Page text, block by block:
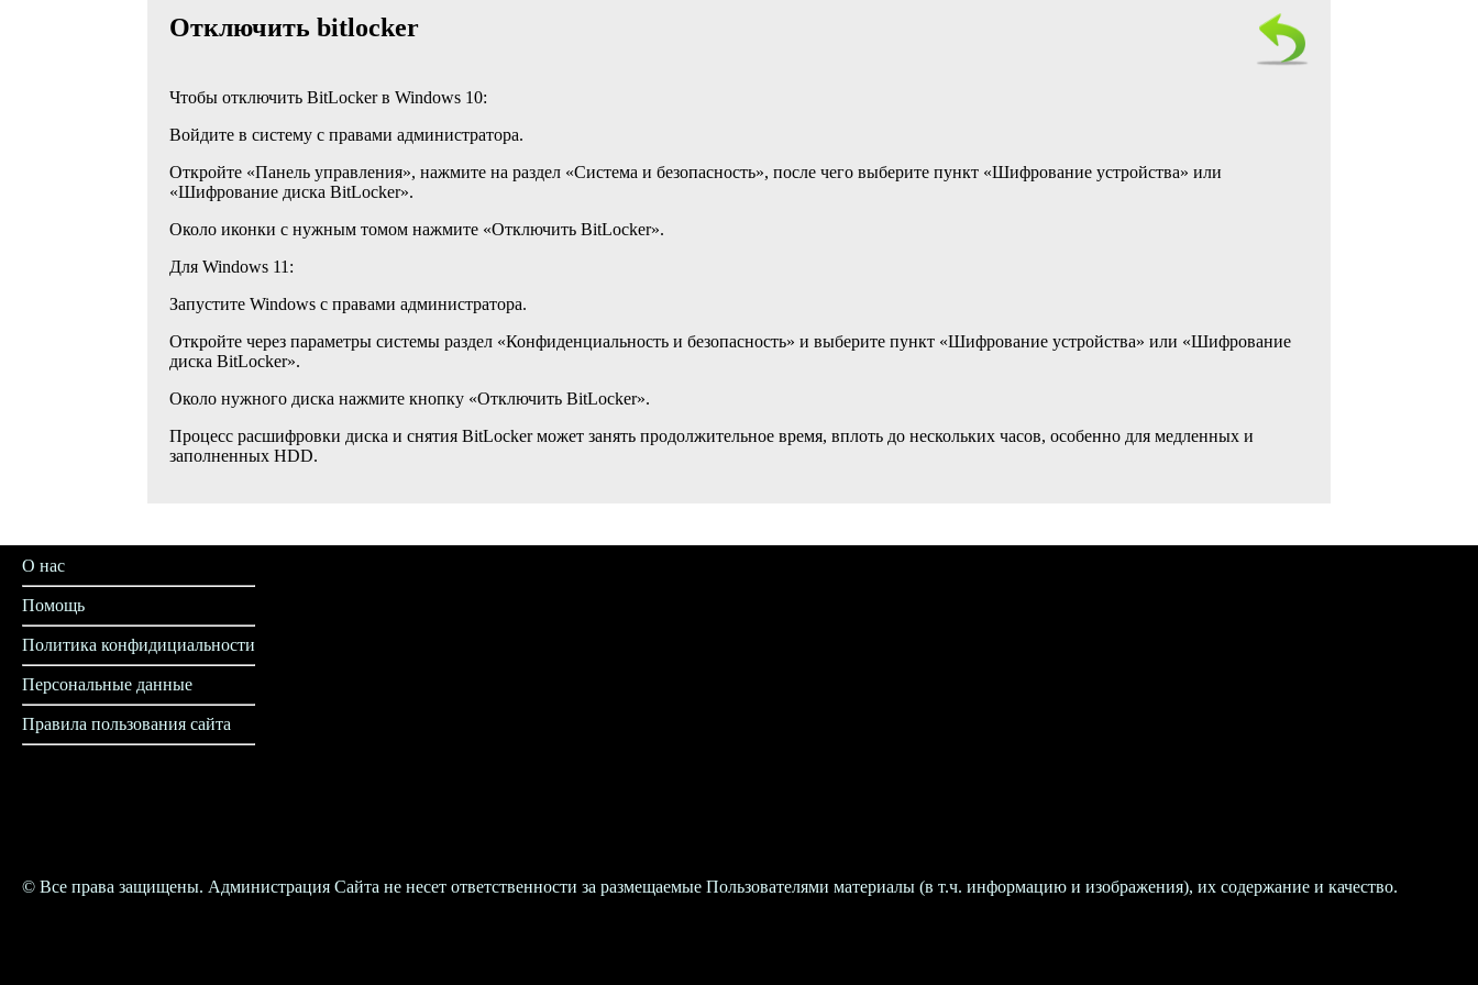
Отключить bitlocker
Чтобы отключить BitLocker в Windows 10:
Войдите в систему с правами администратора.
Откройте «Панель управления», нажмите на раздел «Система и безопасность», после чего выберите пункт «Шифрование устройства» или
«Шифрование диска BitLocker».
Около иконки с нужным томом нажмите «Отключить BitLocker».
Для Windows 11:
Запустите Windows с правами администратора.
Откройте через параметры системы раздел «Конфиденциальность и безопасность» и выберите пункт «Шифрование устройства» или «Шифрование
диска BitLocker».
Около нужного диска нажмите кнопку «Отключить BitLocker».
Процесс расшифровки диска и снятия BitLocker может занять продолжительное время, вплоть до нескольких часов, особенно для медленных и
заполненных HDD.
О нас
Помощь
Политика конфидициальности
Персональные данные
Правила пользования сайта
© Все права защищены. Администрация Сайта не несет ответственности за размещаемые Пользователями материалы (в т.ч. информацию и изображения), их содержание и качество.